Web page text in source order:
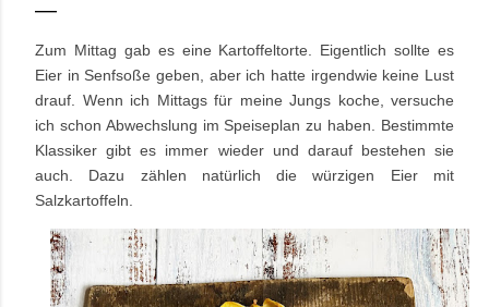
Zum Mittag gab es eine Kartoffeltorte. Eigentlich sollte es
Eier in Senfsoße geben, aber ich hatte irgendwie keine Lust
drauf. Wenn ich Mittags für meine Jungs koche, versuche
ich schon Abwechslung im Speiseplan zu haben. Bestimmte
Klassiker gibt es immer wieder und darauf bestehen sie
auch. Dazu zählen natürlich die würzigen Eier mit
Salzkartoffeln.